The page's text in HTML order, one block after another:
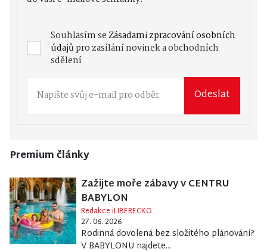
Souhlasím se Zásadami zpracování osobních
údajůpro zasílání novinek a obchodních
sdělení
Odeslat
Premium články
Zažijte moře zábavy v CENTRU
BABYLON
Redakce iLIBERECKO
27. 06. 2026
Rodinná dovolená bez složitého plánování?
V BABYLONU najdete...